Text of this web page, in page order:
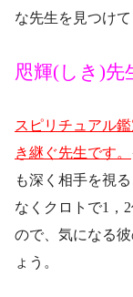
な先生を見つけて
咫輝(しき)先
スピリチュアル
き継ぐ先生です。
も深く相手を視
なくクロトで1，
ので、気になる
ょう。